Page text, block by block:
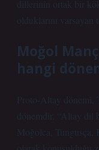
dillerinin ortak bir
olduklarını
Moğol
hangi
Proto-Altay dönemi,
dönemdir, “Altay dil
Moğolca, Tungusça,